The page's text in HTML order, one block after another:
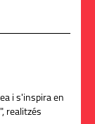
i s'inspira en
realitzés